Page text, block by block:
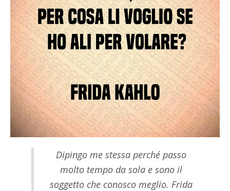
Dipingo me stessa perché passo
molto tempo da sola e sono il
soggetto che conosco meglio. Frida